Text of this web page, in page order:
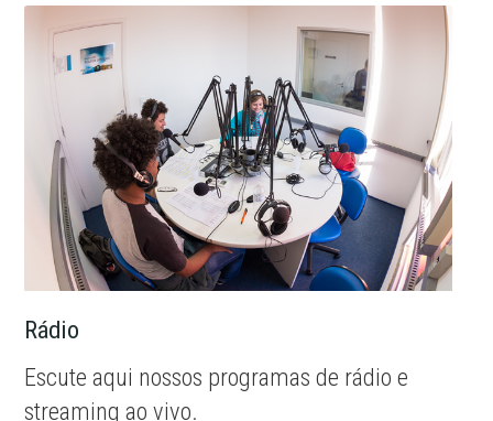
Rádio
Escute aqui nossos programas de rádio e
streaming ao vivo.